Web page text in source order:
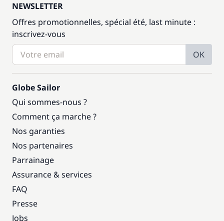
NEWSLETTER
Offres promotionnelles, spécial été, last minute :
inscrivez-vous
OK
Globe Sailor
Qui sommes-nous ?
Comment ça marche ?
Nos garanties
Nos partenaires
Parrainage
Assurance & services
FAQ
Presse
Jobs